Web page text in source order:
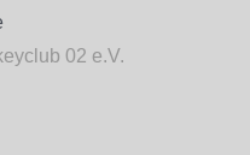
02 e.V.